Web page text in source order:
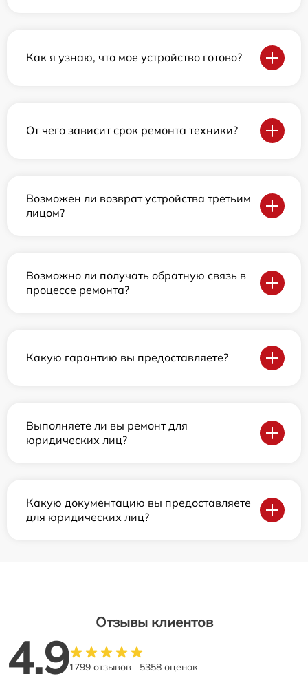
Как я узнаю, что мое устройство готово?
От чего зависит срок ремонта техники?
Возможен ли возврат устройства третьим
лицом?
Возможно ли получать обратную связь в
процессе ремонта?
Какую гарантию вы предоставляете?
Выполняете ли вы ремонт для
юридических лиц?
Какую документацию вы предоставляете
для юридических лиц?
Отзывы клиентов
4.91799 отзывов 5358 оценок